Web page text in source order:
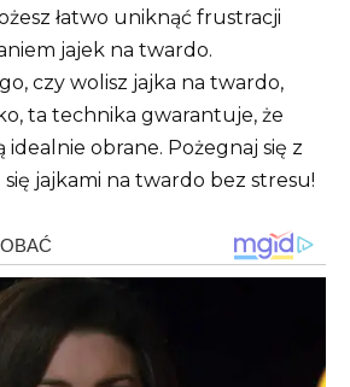
łatwo uniknąć frustracji
jajek na twardo.
czy wolisz jajka na twardo,
ta technika gwarantuje, że
idealnie obrane. Pożegnaj się z
się jajkami na twardo bez stresu!